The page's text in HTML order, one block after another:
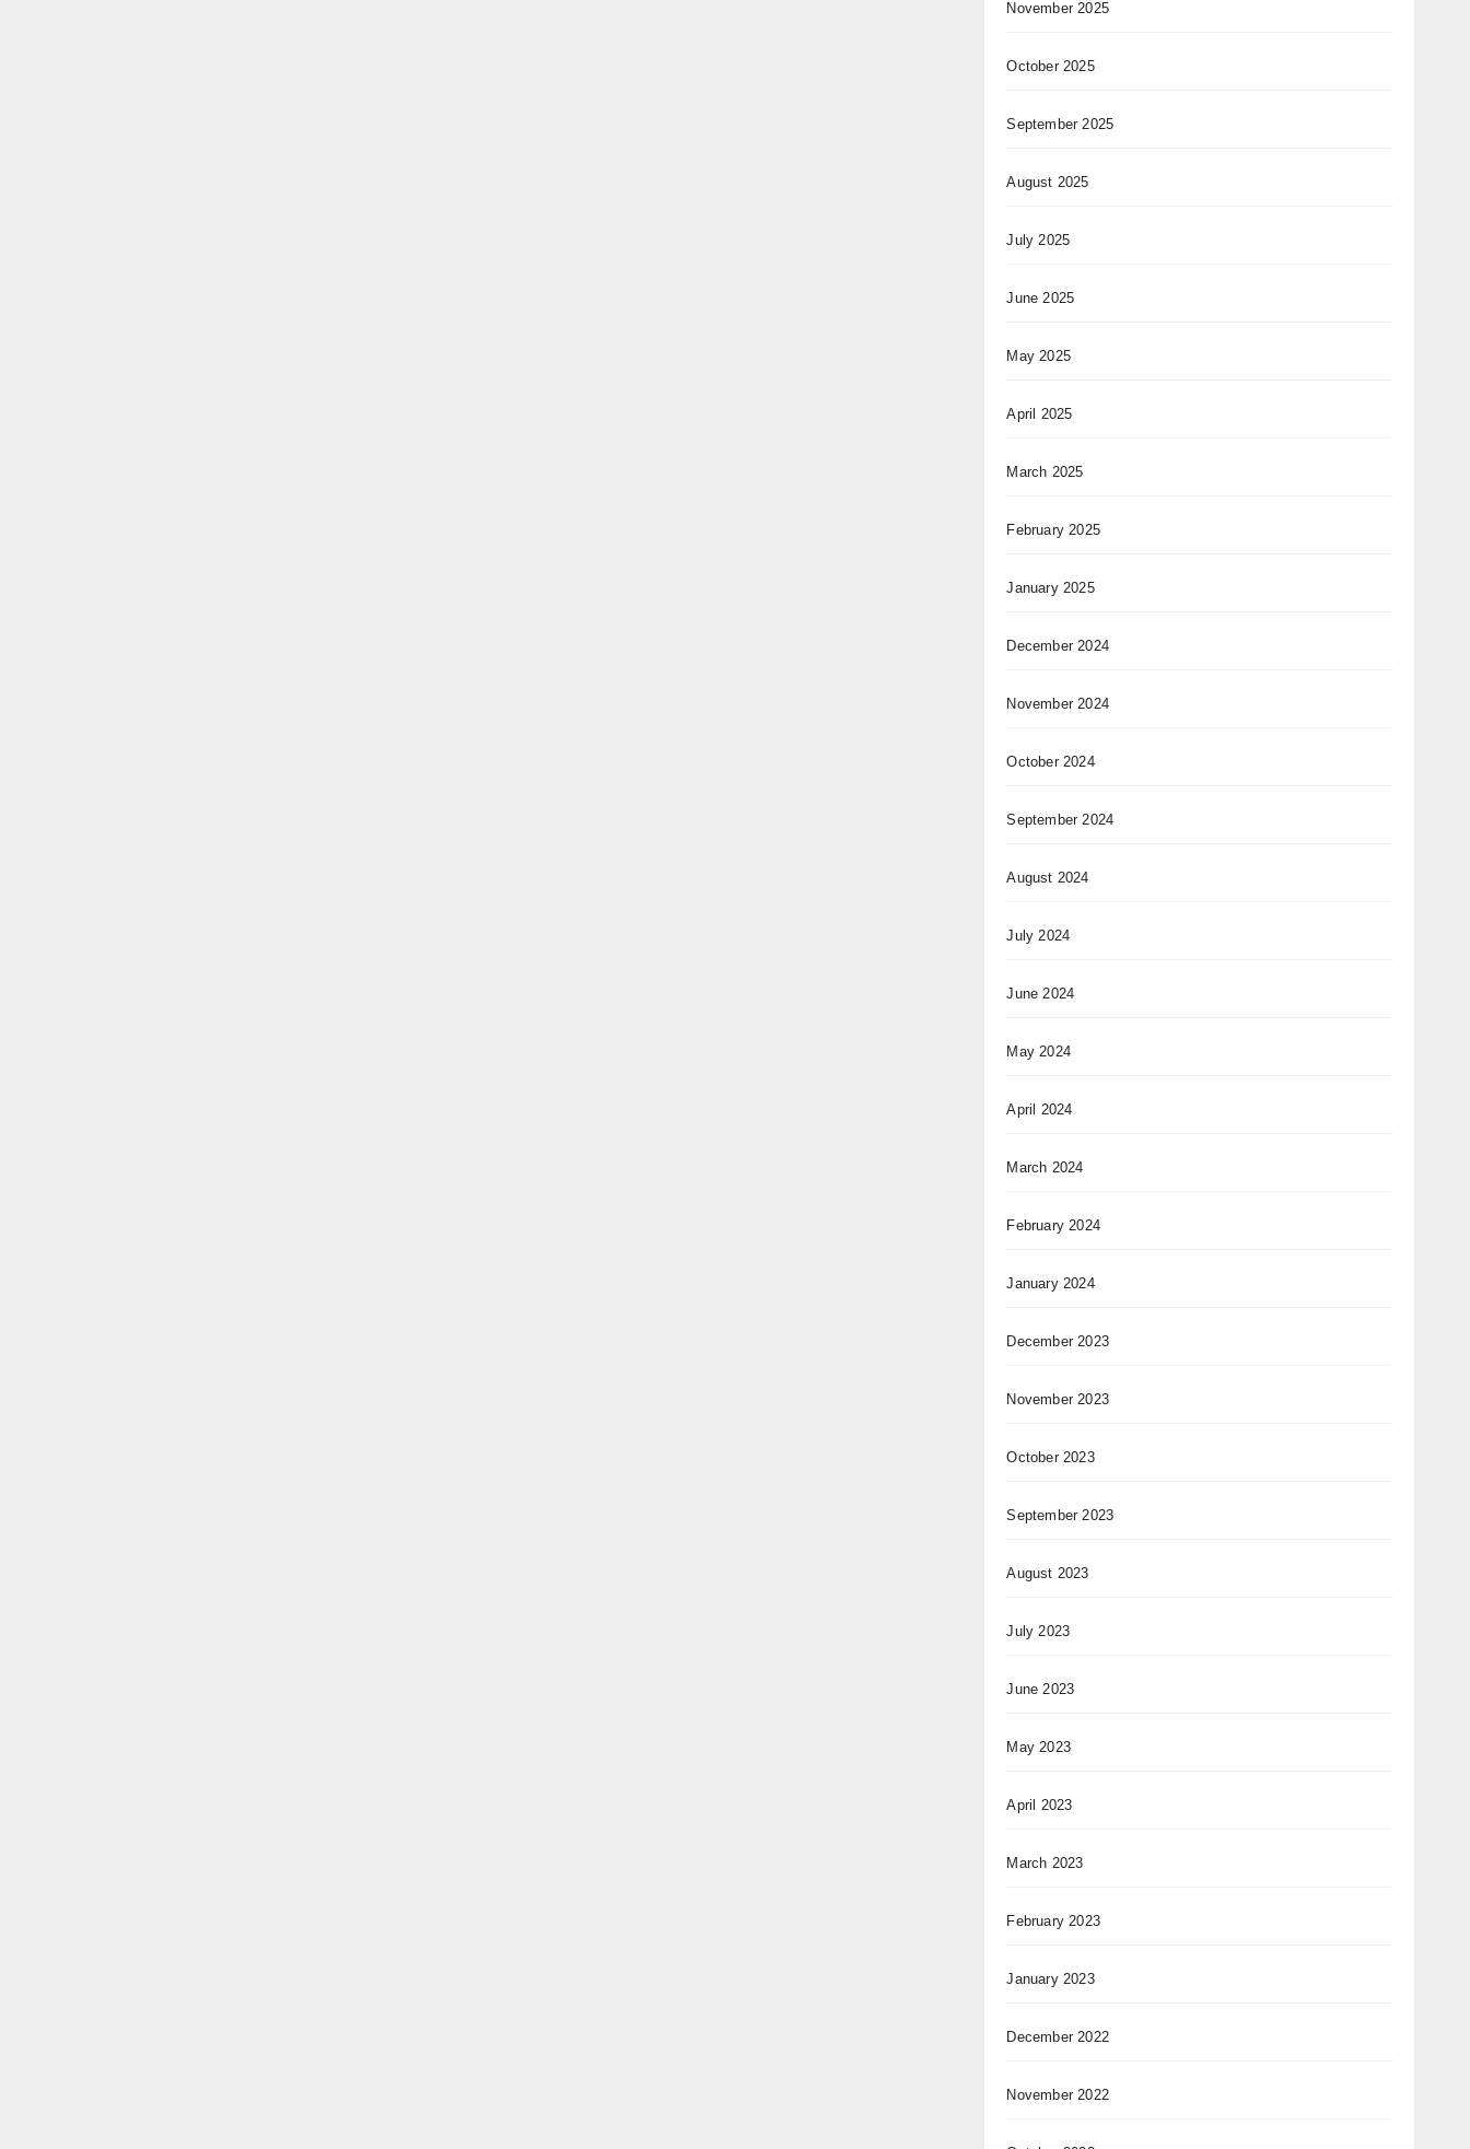
November 2025
October 2025
September 2025
August 2025
July 2025
June 2025
May 2025
April 2025
March 2025
February 2025
January 2025
December 2024
November 2024
October 2024
September 2024
August 2024
July 2024
June 2024
May 2024
April 2024
March 2024
February 2024
January 2024
December 2023
November 2023
October 2023
September 2023
August 2023
July 2023
June 2023
May 2023
April 2023
March 2023
February 2023
January 2023
December 2022
November 2022